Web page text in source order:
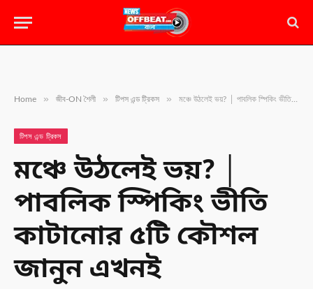
Home » জীব-ON শৈলী » টিপস এন্ড ট্রিকস » মঞ্চে উঠলেই ভয়? │ পাবলিক স্পিকিং ভীতি কাটানোর ৫টি কৌশল জানুন এখনই
টিপস এন্ড ট্রিকস
মঞ্চে উঠলেই ভয়? │
পাবলিক স্পিকিং ভীতি
কাটানোর ৫টি কৌশল
জানুন এখনই